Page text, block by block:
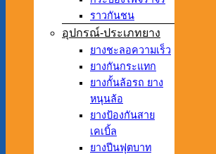
ราวกันชน
อุปกรณ์-ประเภทยาง
ยางชะลอความเร็ว
ยางกันกระแทก
ยางกั้นล้อรถ ยาง
หนุนล้อ
ยางป้องกันสาย
เคเบิ้ล
ยางปีนฟุตบาท